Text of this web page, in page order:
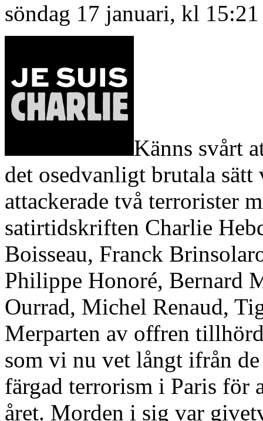
söndag 17 januari, kl
Känns svårt
det osedvanligt brutala sätt
attackerade två terrorister
satirtidskriften Charlie
Boisseau, Franck
Philippe Honoré, Bernard
Ourrad, Michel Renaud,
Merparten av offren
som vi nu vet långt ifrån
färgad terrorism i Paris för
året. Morden i sig var